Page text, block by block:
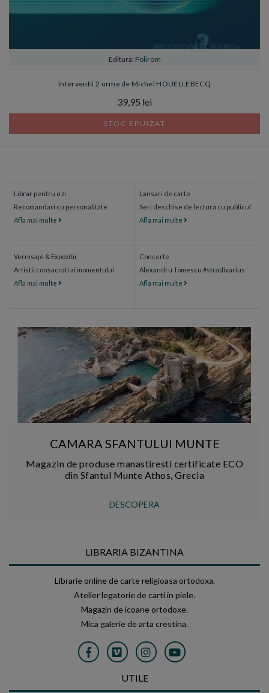
Editura: Polirom
Interventii 2 urme de Michel HOUELLEBECQ
39,95 lei
STOC EPUIZAT
Librar pentru o zi
Recomandari cu personalitate
Afla mai multe
Lansari de carte
Seri deschise de lectura cu publicul
Afla mai multe
Vernisaje & Expozitii
Artistii consacrati ai momentului
Afla mai multe
Concerte
Alexandru Tomescu #stradivarius
Afla mai multe
CAMARA SFANTULUI MUNTE
Magazin de produse manastiresti certificate ECO
din Sfantul Munte Athos, Grecia
DESCOPERA
LIBRARIA BIZANTINA
Librarie online de carte religioasa ortodoxa.
Atelier legatorie de carti in piele.
Magazin de icoane ortodoxe.
Mica galerie de arta crestina.
UTILE